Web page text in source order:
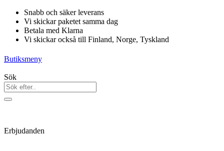
Hoppa
innehåll
Snabb och säker leverans
Vi skickar paketet samma dag
Betala med Klarna
Vi skickar också till Finland, Norge, Tyskland
Butiksmeny
Sök
Erbjudanden